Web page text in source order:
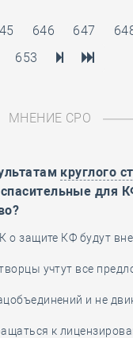
646 647
653
МНЕНИЕ СРО
круглого
для
о защите КФ будут
учтут все
и не
к